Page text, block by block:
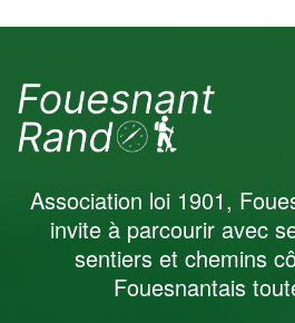
Association loi 1901,
invite à parcourir avec
sentiers et chemins
Fouesnantais